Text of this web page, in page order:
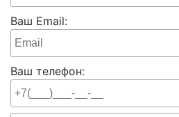
Ваш Email:
Ваш телефон: